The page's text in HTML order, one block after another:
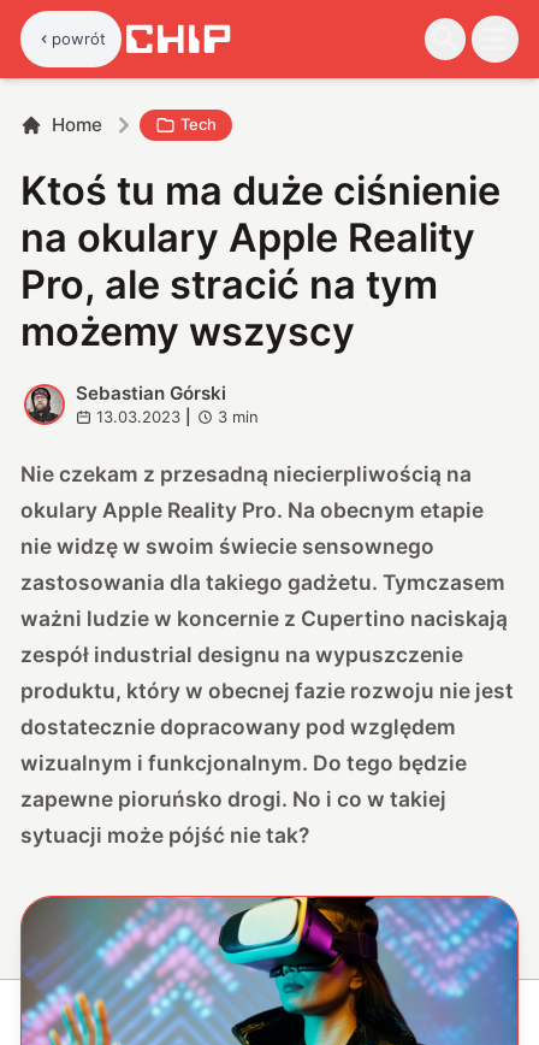
powrót
Home Tech
Ktoś tu ma duże ciśnienie
na okulary Apple Reality
Pro, ale stracić na tym
możemy wszyscy
S
Sebastian Górski
13.03.2023 3 min
Nie czekam z przesadną niecierpliwością na
okulary Apple Reality Pro. Na obecnym etapie
nie widzę w swoim świecie sensownego
zastosowania dla takiego gadżetu. Tymczasem
ważni ludzie w koncernie z Cupertino naciskają
zespół industrial designu na wypuszczenie
produktu, który w obecnej fazie rozwoju nie jest
dostatecznie dopracowany pod względem
wizualnym i funkcjonalnym. Do tego będzie
zapewne pioruńsko drogi. No i co w takiej
sytuacji może pójść nie tak?